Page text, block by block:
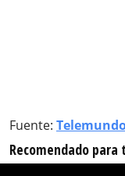
Fuente:
Recomendado para